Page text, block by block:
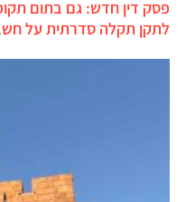
פסק דין חדש: גם בתום
לתקן תקלה סדרתית על